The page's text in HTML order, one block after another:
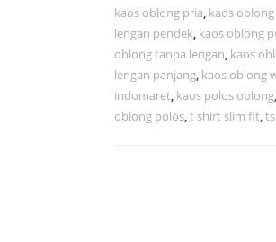
kaos oblong pria, kaos
lengan pendek, kaos oblong
oblong tanpa lengan, kaos
lengan panjang, kaos oblong
indomaret, kaos polos oblong,
oblong polos,t shirt slim fit,